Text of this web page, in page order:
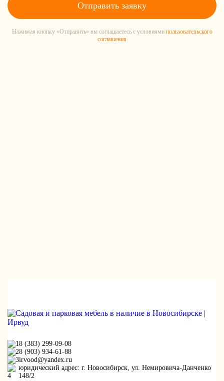
Нажимая кнопку «Отправить» вы соглашаетесь с условиями пользовательского
соглашения
8 (383) 299-09-08
8 (903) 934-61-88
irvood@yandex.ru
юридический адрес: г. Новосибирск, ул. Немировича-Данченко
148/2